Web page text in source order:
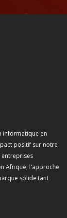
informatique en
positif sur notre
entreprises
Afrique, l'approche
solide tant